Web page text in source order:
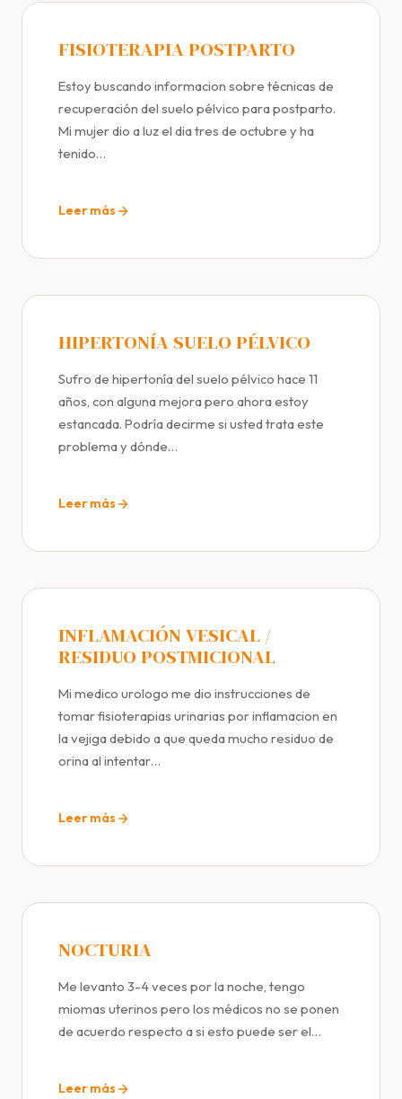
FISIOTERAPIA POSTPARTO
Estoy buscando informacion sobre técnicas de
recuperación del suelo pélvico para postparto.
Mi mujer dio a luz el dia tres de octubre y ha
tenido…
Leer más
HIPERTONÍA SUELO PÉLVICO
Sufro de hipertonía del suelo pélvico hace 11
años, con alguna mejora pero ahora estoy
estancada. Podría decirme si usted trata este
problema y dónde…
Leer más
INFLAMACIÓN VESICAL /
RESIDUO POSTMICIONAL
Mi medico urologo me dio instrucciones de
tomar fisioterapias urinarias por inflamacion en
la vejiga debido a que queda mucho residuo de
orina al intentar…
Leer más
NOCTURIA
Me levanto 3-4 veces por la noche, tengo
miomas uterinos pero los médicos no se ponen
de acuerdo respecto a si esto puede ser el…
Leer más